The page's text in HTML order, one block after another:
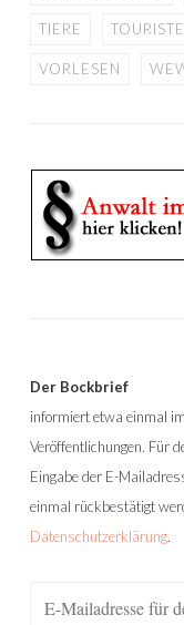
TIERE
VORLESEN
Der Bockbrief
informiert etwa einmal
Veröffentlichungen. Für
Eingabe der E-
einmal rückbestätigt
Datenschutzerklärung.